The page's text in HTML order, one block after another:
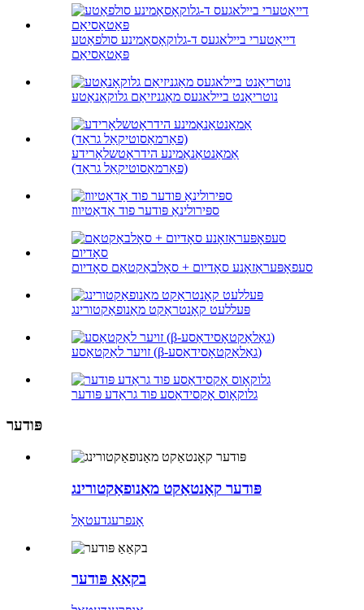
דייאַטערי ביילאגעס ד-גלוקאָסאַמינע סולפאַטע
פּאַטאַסיאַם
נוטריאַנט ביילאגעס מאַגניזיאַם גלוקאָנאַטע
אַמאַנטאַנאַמינע הידראָטשלאָרידע
(פאַרמאַסוטיקאַל גראַד)
ספּירולינאַ פּודער פוד אַדאַטיווז
סעפאָפּעראַזאָנע סאָדיום + סאָלבאַקטאַם סאָדיום
פּעללעט קאָנטראַקט מאַנופאַקטורינג
זויער לאַקטאַסע (β-גאַלאַקטאָסידאַסע)
גלוקאָוס אָקסידאַסע פוד גראַדע פּודער
פּודער
פּודער קאָנטאַקט מאַנופאַקטורינג
אָנפרעגדעטאַל
בקאַאַ פּודער